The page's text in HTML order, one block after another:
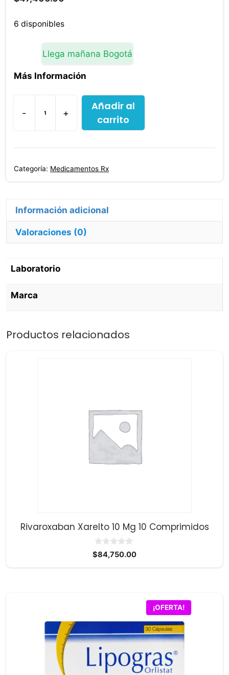
6 disponibles
Llega mañana Bogotá
Más Información
-
Cabergolina
Cabertrix
0.5
4
+
Añadir al
carrito
Categoría: Medicamentos Rx
Información adicional
Valoraciones (0)
Laboratorio
Marca
Productos relacionados
Rivaroxaban Xarelto 10 Mg 10 Comprimidos
0
d
$84,750.00
¡OFERTA!